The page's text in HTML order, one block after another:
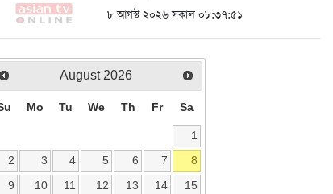
৮ আগস্ট ২০২৬ সকাল ০৮:৩৭:৫১
August 2026
Mo Tu We Th Fr Sa
1
2
3 4 5 6 7
8
9
10 11 12 13 14
15